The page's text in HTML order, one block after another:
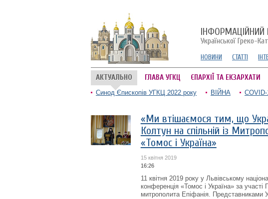
ІНФОРМАЦІЙНИЙ
Української Греко-
НОВИНИ СТАТТІ
АКТУАЛЬНО ГЛАВА УГКЦ ЄПАРХІЇ ТА ЕКЗАРХАТИ
Синод Єпископів УГКЦ 2022 року ВІЙНА
«Ми втішаємося тим, що
Колтун на спільній із
«Томос і Україна»
15 квітня 2019
16:26
11 квітня 2019 року у Львівському
конференція «Томос і Україна» за
митрополита Епіфанія. Представниками